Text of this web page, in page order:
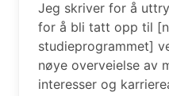
Jeg skriver for å
for å bli tatt opp til
studieprogrammet]
nøye overveielse av
interesser og